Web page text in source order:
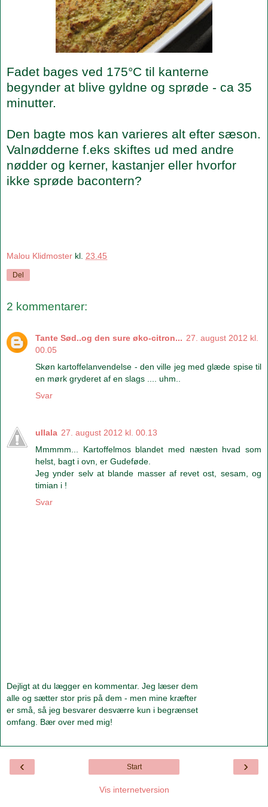
Fadet bages ved 175°C til kanterne
begynder at blive gyldne og sprøde - ca 35
minutter.
Den bagte mos kan varieres alt efter sæson.
Valnødderne f.eks skiftes ud med andre
nødder og kerner, kastanjer eller hvorfor
ikke sprøde bacontern?
Malou Klidmoster kl. 23.45
Del
2 kommentarer:
Tante Sød..og den sure øko-citron... 27. august 2012 kl.
00.05
Skøn kartoffelanvendelse - den ville jeg med glæde spise til
en mørk gryderet af en slags .... uhm..
Svar
ullala 27. august 2012 kl. 00.13
Mmmmm... Kartoffelmos blandet med næsten hvad som
helst, bagt i ovn, er Gudeføde.
Jeg ynder selv at blande masser af revet ost, sesam, og
timian i !
Svar
Dejligt at du lægger en kommentar. Jeg læser dem
alle og sætter stor pris på dem - men mine kræfter
er små, så jeg besvarer desværre kun i begrænset
omfang. Bær over med mig!
‹ ›
Start
Vis internetversion